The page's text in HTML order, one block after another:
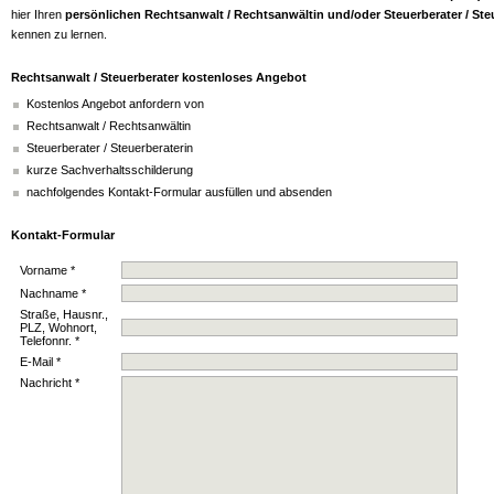
hier Ihren persönlichen Rechtsanwalt / Rechtsanwältin und/oder Steuerberater /
kennen zu lernen.
Rechtsanwalt / Steuerberater kostenloses Angebot
Kostenlos Angebot anfordern von
Rechtsanwalt / Rechtsanwältin
Steuerberater / Steuerberaterin
kurze Sachverhaltsschilderung
nachfolgendes Kontakt-Formular ausfüllen und absenden
Kontakt-Formular
Vorname *
Nachname *
Straße, Hausnr.,
PLZ, Wohnort,
Telefonnr. *
E-Mail *
Nachricht *